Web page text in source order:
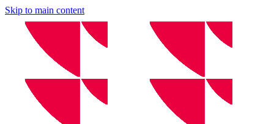
Skip to main content